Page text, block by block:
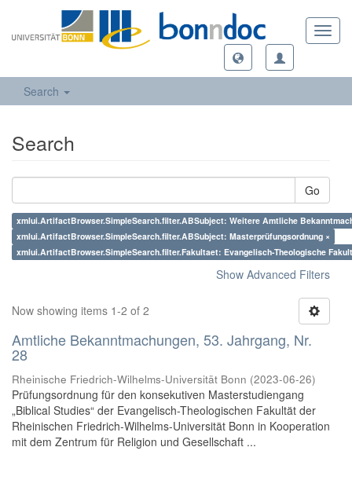
Search
Search
Go
xmlui.ArtifactBrowser.SimpleSearch.filter.ABSubject: Weitere Amtliche
xmlui.ArtifactBrowser.SimpleSearch.filter.ABSubject: Masterprüfungsordnung ×
xmlui.ArtifactBrowser.SimpleSearch.filter.Fakultaet: Evangelisch-Theologische
Show Advanced Filters
Now showing items 1-2 of 2
Amtliche Bekanntmachungen, 53. Jahrgang, Nr.
28
Rheinische Friedrich-Wilhelms-Universität Bonn (2023-06-26)
Prüfungsordnung für den konsekutiven Masterstudiengang
„Biblical Studies“ der Evangelisch-Theologischen Fakultät der
Rheinischen Friedrich-Wilhelms-Universität Bonn in Kooperation
mit dem Zentrum für Religion und Gesellschaft ...